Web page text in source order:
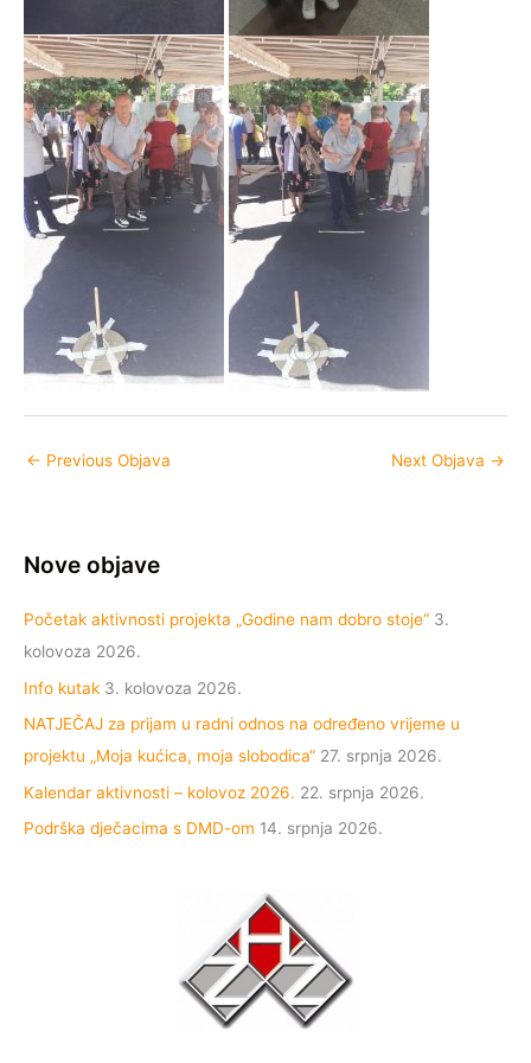
← Previous Objava Next Objava →
Nove objave
Početak aktivnosti projekta „Godine nam dobro stoje“ 3.
kolovoza 2026.
Info kutak 3. kolovoza 2026.
NATJEČAJ za prijam u radni odnos na određeno vrijeme u
projektu „Moja kućica, moja slobodica“ 27. srpnja 2026.
Kalendar aktivnosti – kolovoz 2026. 22. srpnja 2026.
Podrška dječacima s DMD-om 14. srpnja 2026.